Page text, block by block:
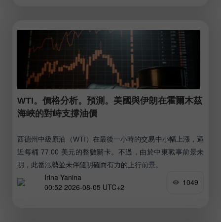
WTI。價格分析。預測。美國與伊朗在霍爾木茲
海峽的對峙支撐油價
西德州中級原油（WTI）在最後一小時的交易中小幅上漲，逼
近每桶 77.00 美元的整數關卡。不過，由於中東戰事前景未
明，此番漲勢並未伴隨明確而有力的上行前景。
Irina Yanina
00:52 2026-08-05 UTC+2
1049